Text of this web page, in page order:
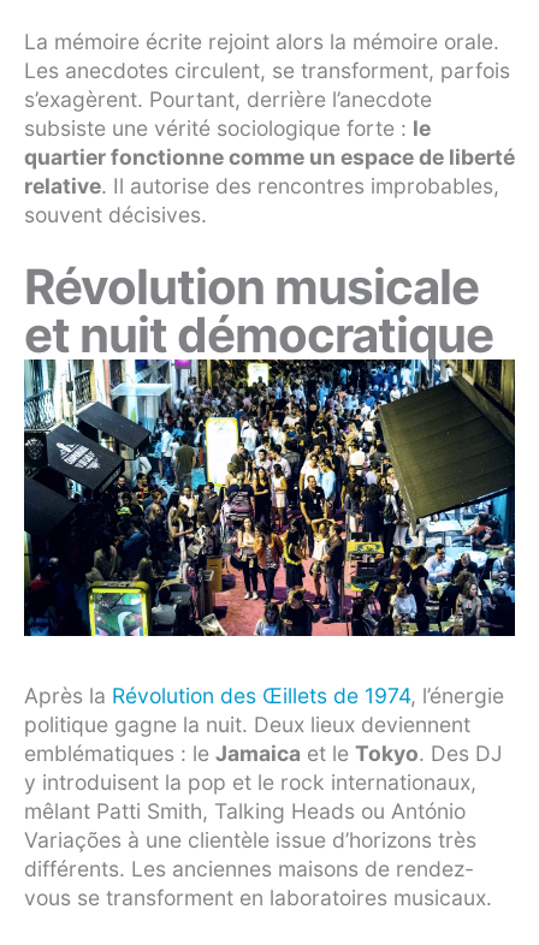
La mémoire écrite rejoint alors la mémoire orale.
Les anecdotes circulent, se transforment, parfois
s’exagèrent. Pourtant, derrière l’anecdote
subsiste une vérité sociologique forte : le
quartier fonctionne comme un espace de liberté
relative. Il autorise des rencontres improbables,
souvent décisives.
Révolution musicale
et nuit démocratique
Après la Révolution des Œillets de 1974, l’énergie
politique gagne la nuit. Deux lieux deviennent
emblématiques : le Jamaica et le Tokyo. Des DJ
y introduisent la pop et le rock internationaux,
mêlant Patti Smith, Talking Heads ou António
Variações à une clientèle issue d’horizons très
différents. Les anciennes maisons de rendez-
vous se transforment en laboratoires musicaux.